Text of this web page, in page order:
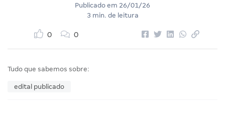
Publicado em 26/01/26
3 min. de leitura
0 0
Tudo que sabemos sobre:
edital publicado